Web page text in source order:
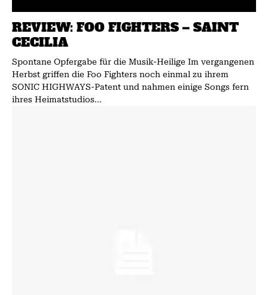
REVIEW: FOO FIGHTERS – SAINT
CECILIA
Spontane Opfergabe für die Musik-Heilige Im vergangenen
Herbst griffen die Foo Fighters noch einmal zu ihrem
SONIC HIGHWAYS-Patent und nahmen einige Songs fern
ihres Heimatstudios...